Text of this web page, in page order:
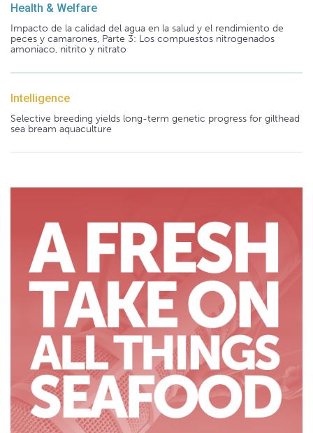
Health & Welfare
Impacto de la calidad del agua en la salud y el rendimiento de
peces y camarones, Parte 3: Los compuestos nitrogenados
amoníaco, nitrito y nitrato
Intelligence
Selective breeding yields long-term genetic progress for gilthead
sea bream aquaculture